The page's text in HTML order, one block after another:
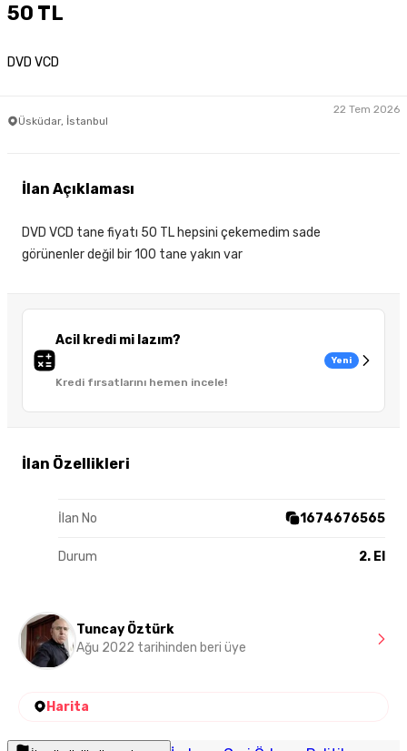
50 TL
DVD VCD
Üsküdar, İstanbul
22 Tem 2026
Acil kredi mi lazım?
Kredi fırsatlarını hemen incele!
Yeni
İlan Özellikleri
İlan No 1674676565
Durum 2. El
İlan Açıklaması
DVD VCD tane fiyatı 50 TL hepsini çekemedim sade
görünenler değil bir 100 tane yakın var
Tuncay Öztürk
Ağu 2022 tarihinden beri üye
Harita